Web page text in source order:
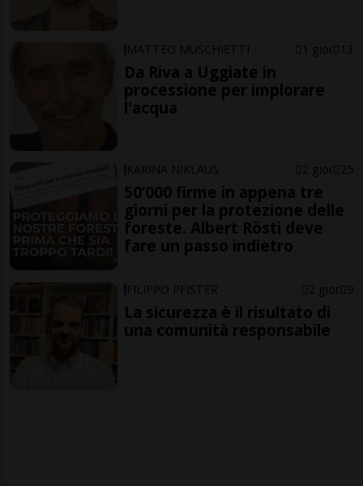
MATTEO MUSCHIETTI 1 gior 13
Da Riva a Uggiate in
processione per implorare
l'acqua
KARINA NIKLAUS 2 gior 25
50’000 firme in appena tre
giorni per la protezione delle
foreste. Albert Rösti deve
fare un passo indietro
FILIPPO PFISTER 2 gior 9
La sicurezza è il risultato di
una comunità responsabile